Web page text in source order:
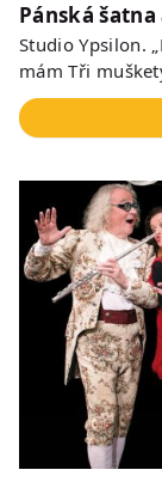
Pánská
Studio Ypsilon.
mám Tři